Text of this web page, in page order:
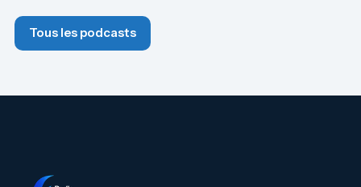
Tous les podcasts